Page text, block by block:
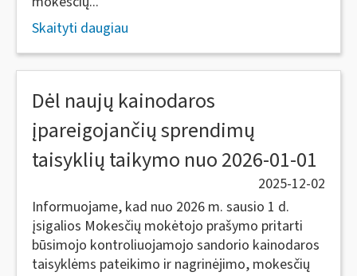
Skaityti daugiau
Dėl naujų kainodaros
įpareigojančių sprendimų
taisyklių taikymo nuo 2026-01-01
2025-12-02
Informuojame, kad nuo 2026 m. sausio 1 d.
įsigalios Mokesčių mokėtojo prašymo pritarti
būsimojo kontroliuojamojo sandorio kainodaros
taisyklėms pateikimo ir nagrinėjimo, mokesčių